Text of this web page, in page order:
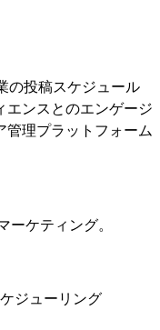
の投稿スケジュール
エンスとのエンゲージ
管理プラットフォーム
ーケティング。
ジューリング